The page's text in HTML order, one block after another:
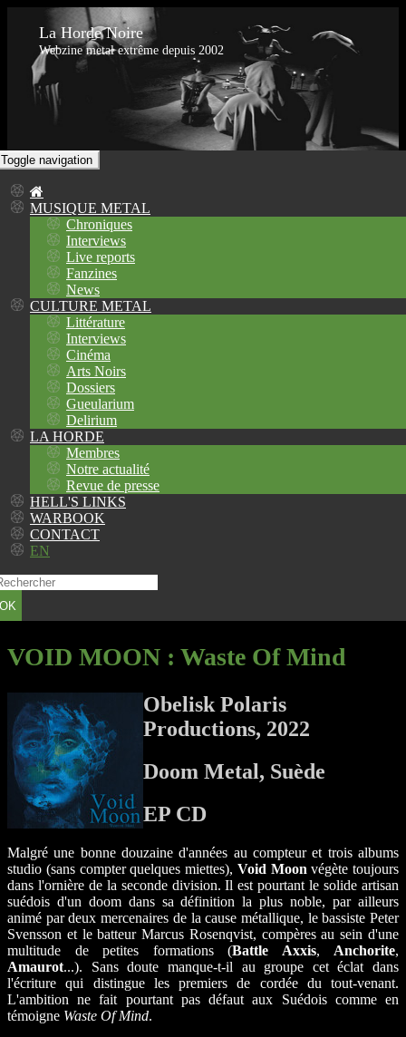
La Horde Noire
Webzine metal extrême depuis 2002
Toggle navigation
MUSIQUE METAL
Chroniques
Interviews
Live reports
Fanzines
News
CULTURE METAL
Littérature
Interviews
Cinéma
Arts Noirs
Dossiers
Gueularium
Delirium
LA HORDE
Membres
Notre actualité
Revue de presse
HELL'S LINKS
WARBOOK
CONTACT
EN
OK
VOID MOON : Waste Of Mind
Obelisk Polaris
Productions, 2022
Doom Metal, Suède
EP CD
Malgré une bonne douzaine d'années au compteur et trois albums
studio (sans compter quelques miettes), Void Moon végète toujours
dans l'ornière de la seconde division. Il est pourtant le solide artisan
suédois d'un doom dans sa définition la plus noble, par ailleurs
animé par deux mercenaires de la cause métallique, le bassiste Peter
Svensson et le batteur Marcus Rosenqvist, compères au sein d'une
multitude de petites formations (Battle Axxis, Anchorite,
Amaurot...). Sans doute manque-t-il au groupe cet éclat dans
l'écriture qui distingue les premiers de cordée du tout-venant.
L'ambition ne fait pourtant pas défaut aux Suédois comme en
témoigne Waste Of Mind.